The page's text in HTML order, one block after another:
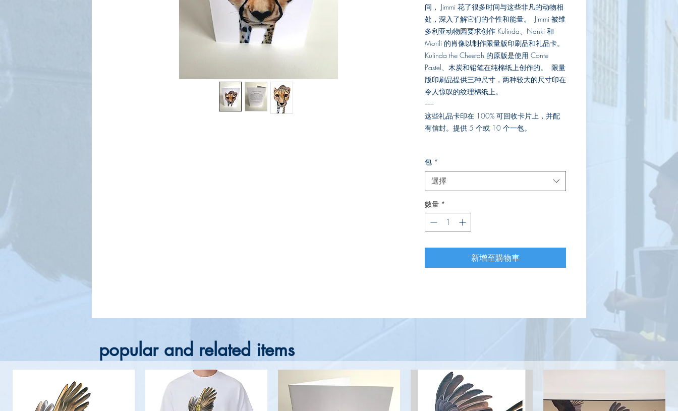
间， Jimmi 花了很多时间与这些非凡的动物相
处，深入了解它们的个性和能量。 Jimmi 被维
多利亚动物园要求创作 Kulinda、Nanki 和
Morili 的肖像以制作限量版印刷品和礼品卡。
Kulinda the Cheetah 的原版是使用 Conte
Pastel、木炭和铅笔在纯棉纸上创作的。 限量
版印刷品提供三种尺寸，两种较大的尺寸印在
令人惊叹的纹理棉纸上。
------
这些礼品卡印在 100% 可回收卡片上，并配
有信封。提供 5 个或 10 个一包。
包 *
選擇
數量 *
新增至購物車
popular and related items